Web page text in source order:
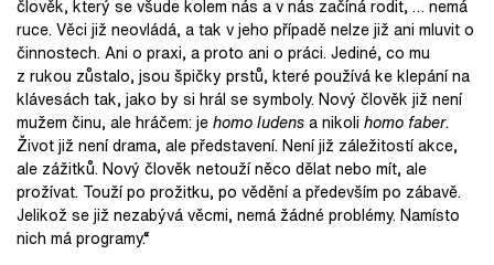
člověk, který se všude kolem nás a v nás začíná rodit, … nemá
ruce. Věci již neovládá, a tak v jeho případě nelze již ani mluvit o
činnostech. Ani o praxi, a proto ani o práci. Jediné, co mu
z rukou zůstalo, jsou špičky prstů, které používá ke klepání na
klávesách tak, jako by si hrál se symboly. Nový člověk již není
mužem činu, ale hráčem: jehomo ludensa nikoli homo faber.
Život již není drama, ale představení. Není již záležitostí akce,
ale zážitků. Nový člověk netouží něco dělat nebo mít, ale
prožívat. Touží po prožitku, po vědění a především po zábavě.
Jelikož se již nezabývá věcmi, nemá žádné problémy. Namísto
nich má programy.“